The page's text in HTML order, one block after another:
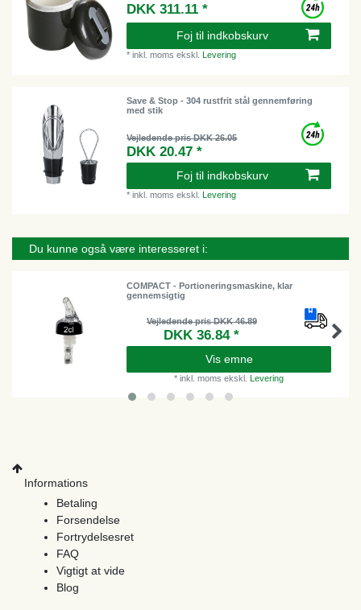
DKK 311.11 *
Foj til indkobskurv
*inkl. moms ekskl.Levering
Save & Stop - 304 rustfrit stål gennemføring
med stik
Vejledende pris DKK 26.05
DKK 20.47 *
Foj til indkobskurv
*inkl. moms ekskl.Levering
Du kunne også være interesseret i:
COMPACT - Portioneringsmaskine, klar
gennemsigtig
Vejledende pris DKK 46.89
DKK 36.84 *
Vis emne
* inkl. moms ekskl. Levering
Informations
Betaling
Forsendelse
Fortrydelsesret
FAQ
Vigtigt at vide
Blog